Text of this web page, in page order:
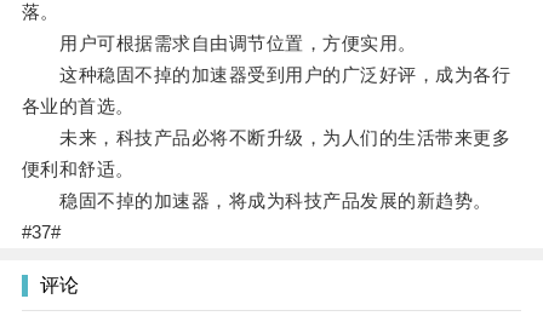
落。
用户可根据需求自由调节位置，方便实用。
这种稳固不掉的加速器受到用户的广泛好评，成为各行
各业的首选。
未来，科技产品必将不断升级，为人们的生活带来更多
便利和舒适。
稳固不掉的加速器，将成为科技产品发展的新趋势。
#37#
评论